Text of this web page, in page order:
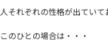
人それぞれの性格が出ていて
このひとの場合は・・・